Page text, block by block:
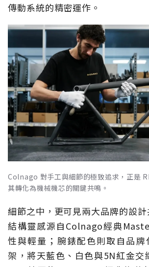
傳動系統的精密運作。
Colnago 對手工與細節的極致追求，正是
其轉化為機械機芯的關鍵共鳴。
細節之中，更可見兩大品牌的設
結構靈感源自Colnago經典
性與輕量；腕錶配色則取自品牌
架，將天藍色、白色與5N紅金交